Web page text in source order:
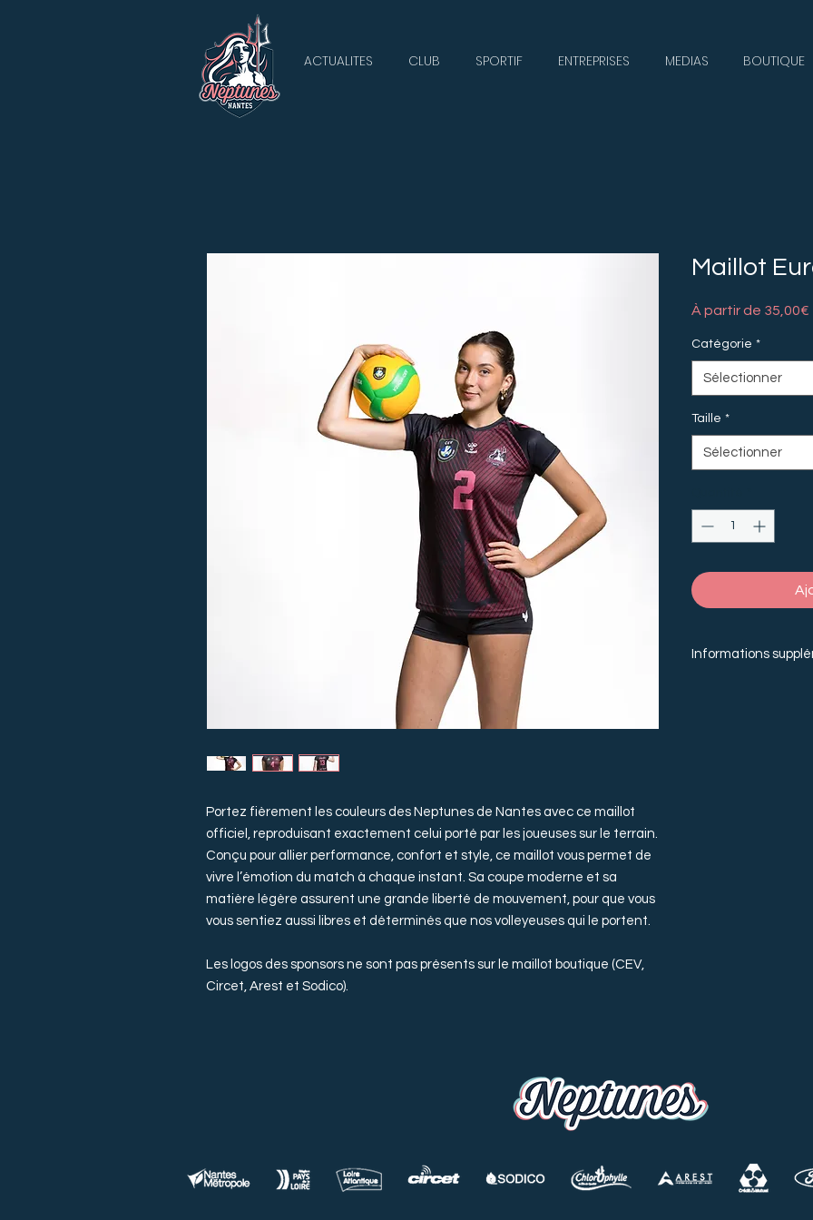
ACTUALITES CLUB SPORTIF ENTREPRISES MEDIAS BOUTIQUE
Portez fièrement les couleurs des Neptunes de Nantes avec ce maillot
officiel, reproduisant exactement celui porté par les joueuses sur le terrain.
Conçu pour allier performance, confort et style, ce maillot vous permet de
vivre l’émotion du match à chaque instant. Sa coupe moderne et sa
matière légère assurent une grande liberté de mouvement, pour que vous
vous sentiez aussi libres et déterminés que nos volleyeuses qui le portent.
Les logos des sponsors ne sont pas présents sur le maillot boutique (CEV,
Circet, Arest et Sodico).
Maillot
À partir de 35,00€
Catégorie *
Sélectionner
Taille *
Sélectionner
Informations